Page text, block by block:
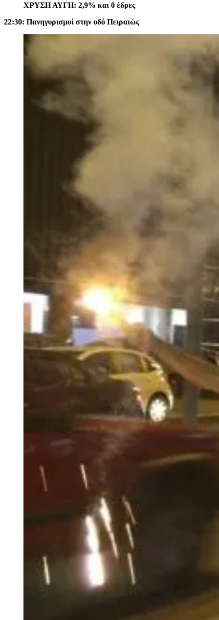
ΧΡΥΣΗ ΑΥΓΗ: 2,9% και 0 έδρες
22:30: Πανηγυρισμοί στην οδό Πειραιώς